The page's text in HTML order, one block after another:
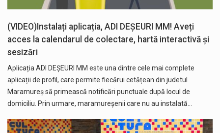
(VIDEO)Instalați aplicația, ADI DEȘEURI MM! Aveți
acces la calendarul de colectare, hartă interactivă și
sesizări
Aplicația ADI DEȘEURI MM este una dintre cele mai complete
aplicații de profil, care permite fiecărui cetățean din judetul
Maramureș să primească notificări punctuale după locul de
domiciliu. Prin urmare, maramureșenii care nu au instalată…